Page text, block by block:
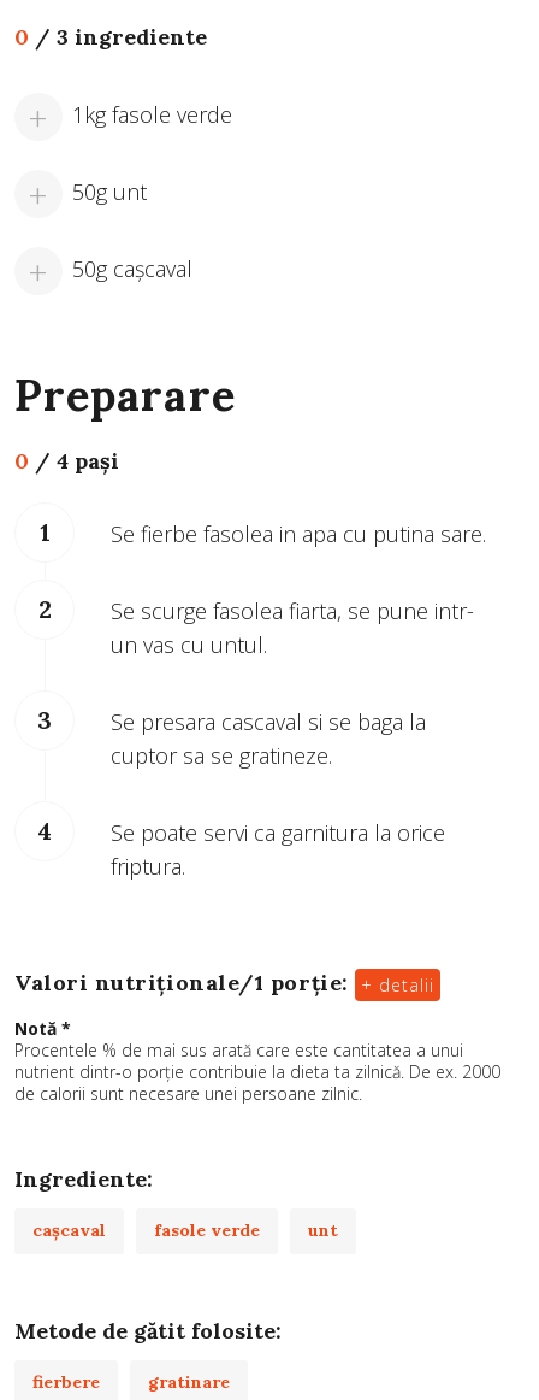
0 / 3 ingrediente
1kg fasole verde
50g unt
50g caşcaval
Preparare
0 / 4 pași
Se fierbe fasolea in apa cu putina sare.
Se scurge fasolea fiarta, se pune intr-
un vas cu untul.
Se presara cascaval si se baga la
cuptor sa se gratineze.
Se poate servi ca garnitura la orice
friptura.
Valori nutriționale/1 porție:
+ detalii
Notă *
Procentele % de mai sus arată care este cantitatea a unui
nutrient dintr-o porție contribuie la dieta ta zilnică. De ex. 2000
de calorii sunt necesare unei persoane zilnic.
Ingrediente:
caşcaval fasole verde unt
Metode de gătit folosite:
fierbere gratinare